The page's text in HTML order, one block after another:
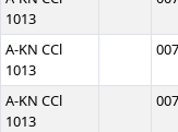
1013
A-KN CCl
1013
A-KN CCl
1013